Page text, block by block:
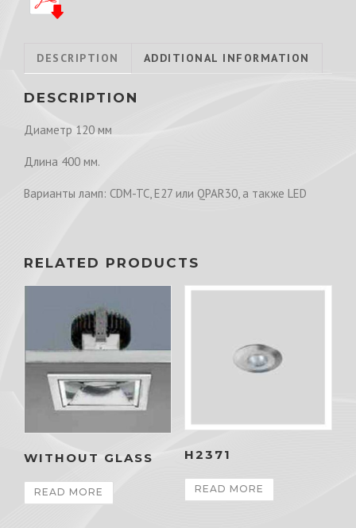
DESCRIPTION ADDITIONAL INFORMATION
DESCRIPTION
Диаметр 120 мм
Длина 400 мм.
Варианты ламп: CDM-TC, E27 или QPAR30, а также LED
RELATED PRODUCTS
WITHOUT GLASS
READ MORE
H2371
READ MORE